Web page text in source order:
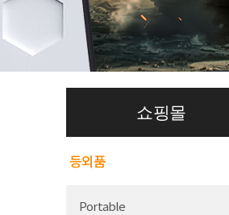
쇼핑몰
등외품
Portable